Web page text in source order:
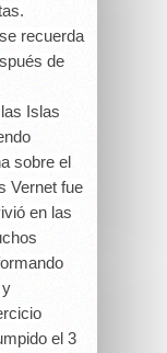
recuerda
de
Islas
sobre el
Vernet fue
en las
y
el 3